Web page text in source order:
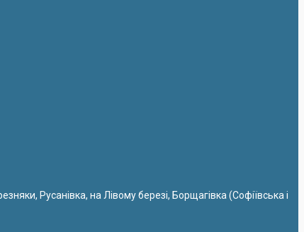
Русанівка, на Лівому березі, Борщагівка (Софіївська і